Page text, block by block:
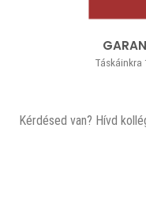
Táskáinkra
Kérdésed van? Hívd